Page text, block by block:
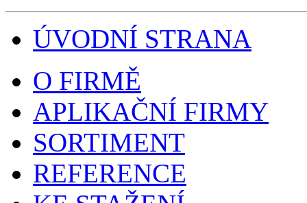
ÚVODNÍ STRANA
O FIRMĚ
APLIKAČNÍ FIRMY
SORTIMENT
REFERENCE